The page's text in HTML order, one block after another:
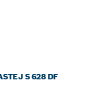
S 628 DF